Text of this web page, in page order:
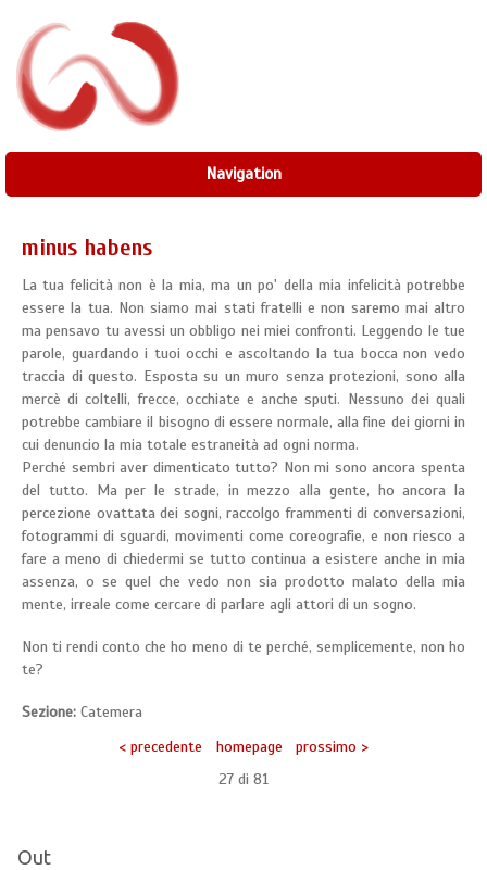
Navigation
minus habens
La tua felicità non è la mia, ma un po' della mia infelicità potrebbe
essere la tua. Non siamo mai stati fratelli e non saremo mai altro
ma pensavo tu avessi un obbligo nei miei confronti. Leggendo le tue
parole, guardando i tuoi occhi e ascoltando la tua bocca non vedo
traccia di questo. Esposta su un muro senza protezioni, sono alla
mercè di coltelli, frecce, occhiate e anche sputi. Nessuno dei quali
potrebbe cambiare il bisogno di essere normale, alla fine dei giorni in
cui denuncio la mia totale estraneità ad ogni norma.
Perché sembri aver dimenticato tutto? Non mi sono ancora spenta
del tutto. Ma per le strade, in mezzo alla gente, ho ancora la
percezione ovattata dei sogni, raccolgo frammenti di conversazioni,
fotogrammi di sguardi, movimenti come coreografie, e non riesco a
fare a meno di chiedermi se tutto continua a esistere anche in mia
assenza, o se quel che vedo non sia prodotto malato della mia
mente, irreale come cercare di parlare agli attori di un sogno.
Non ti rendi conto che ho meno di te perché, semplicemente, non ho
te?
Sezione: Catemera
< precedente
homepage
prossimo >
27 di 81
Out